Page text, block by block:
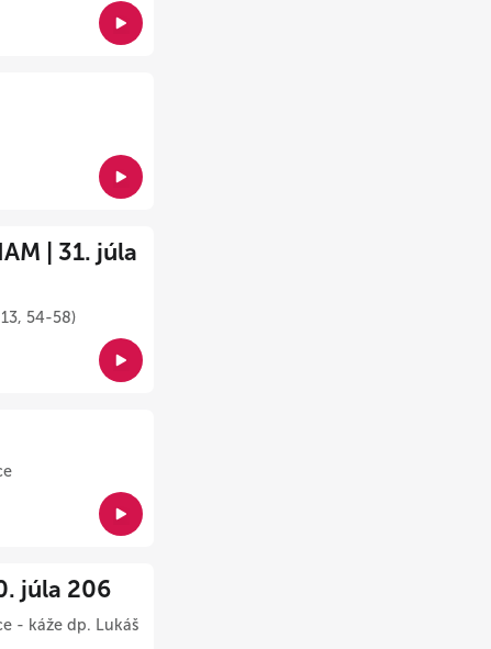
| 31. júla
54-58)
júla 206
- káže dp. Lukáš